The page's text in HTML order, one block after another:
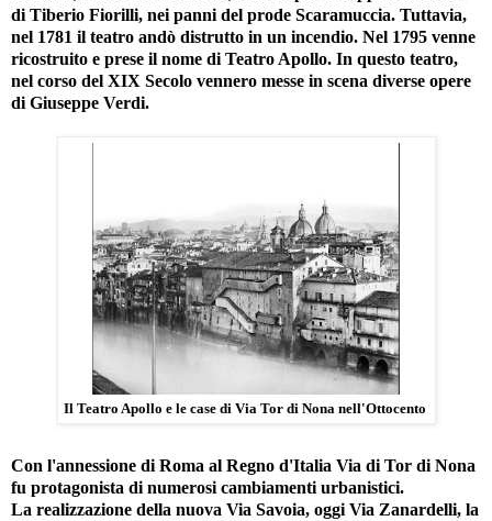
di Tiberio Fiorilli, nei panni del prode Scaramuccia. Tuttavia,
nel 1781 il teatro andò distrutto in un incendio. Nel 1795 venne
ricostruito e prese il nome di Teatro Apollo. In questo teatro,
nel corso del XIX Secolo vennero messe in scena diverse opere
di Giuseppe Verdi.
Il Teatro Apollo e le case di Via Tor di Nona nell'Ottocento
Con l'annessione di Roma al Regno d'Italia Via di Tor di Nona
fu protagonista di numerosi cambiamenti urbanistici.
La realizzazione della nuova Via Savoia, oggi Via Zanardelli, la